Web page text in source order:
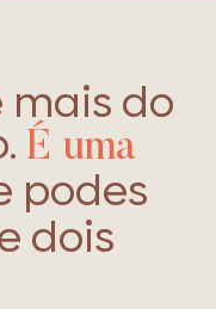
mais do
É uma
podes
dois